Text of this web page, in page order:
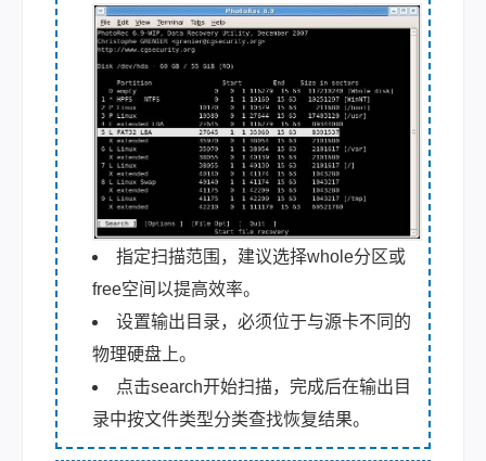
指定扫描范围，建议选择whole分区或
free空间以提高效率。
设置输出目录，必须位于与源卡不同的
物理硬盘上。
点击search开始扫描，完成后在输出目
录中按文件类型分类查找恢复结果。